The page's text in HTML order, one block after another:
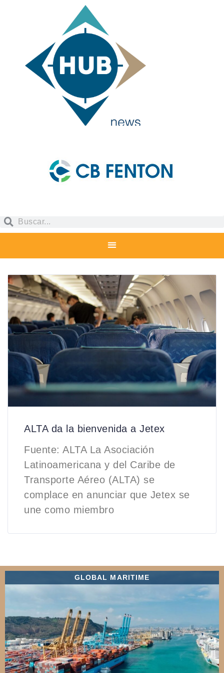
ALTA da la bienvenida a Jetex
Fuente: ALTA La Asociación
Latinoamericana y del Caribe de
Transporte Aéreo (ALTA) se
complace en anunciar que Jetex se
une como miembro
GLOBAL MARITIME